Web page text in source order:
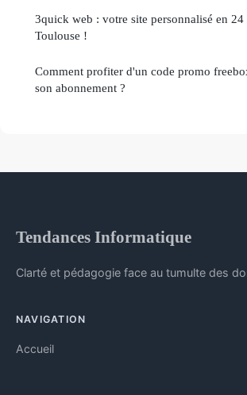
3quick web : votre site personnalisé en 24
Toulouse !
Comment profiter d'un code promo
son abonnement ?
Tendances Informatique
Clarté et pédagogie face au tumulte des
NAVIGATION
Accueil